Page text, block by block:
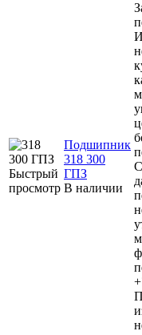
Быстрый
просмотр
Подшипник
318 300
ГПЗ
В наличии